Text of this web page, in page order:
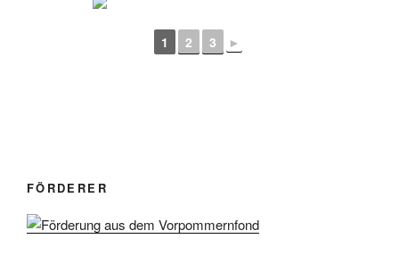
1 2 3 ►
FÖRDERER